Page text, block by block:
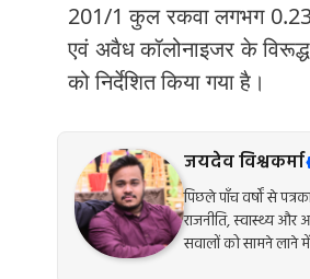
201/1 कुल रकवा लगभग
एवं अवैध कॉलोनाइजर के
को निर्देशित किया गया है।
जयदेव विश्वकर्मा
पिछले पाँच वर्षों से
राजनीति, स्वास्थ्य और
सवालों को सामने लाने